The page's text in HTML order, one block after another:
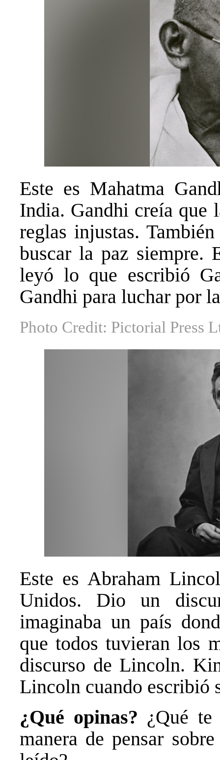
Este es Mahatma
India. Gandhi creía que
reglas injustas.
buscar la paz siempre.
leyó lo que escribió
Gandhi para luchar por
Photo Credit: Pictorial Press
Este es Abraham
Unidos. Dio un
imaginaba un país
que todos tuvieran los
discurso de Lincoln.
Lincoln cuando escribió
¿Qué opinas? ¿Qué
manera de pensar